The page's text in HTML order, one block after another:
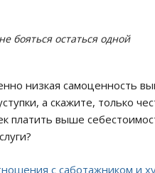
не бояться остаться одной
низкая самоценность
а скажите, только
платить выше
с саботажником и